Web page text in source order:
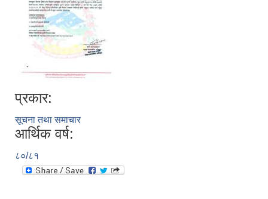
प्रकार:
सूचना तथा समाचार
आर्थिक वर्ष:
८०/८१